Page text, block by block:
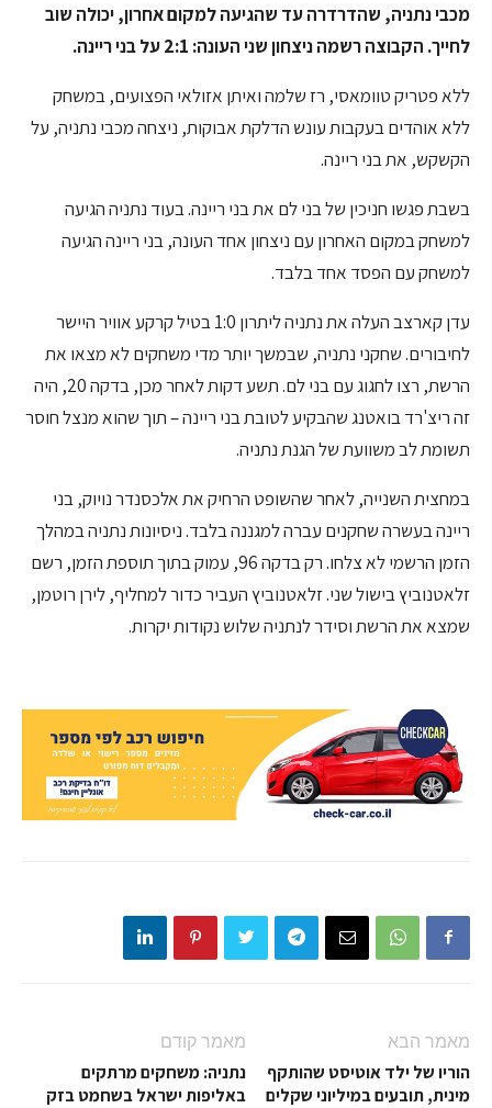
מכבי נתניה, שהדרדרה עד שהגיעה למקום אחרון, יכולה שוב
לחייך. הקבוצה רשמה ניצחון שני העונה: 2:1 על בני ריינה.
ללא פטריק טוומאסי, רז שלמה ואיתן אזולאי הפצועים, במשחק
ללא אוהדים בעקבות עונש הדלקת אבוקות, ניצחה מכבי נתניה, על
הקשקש, את בני ריינה.
בשבת פגשו חניכין של בני לם את בני ריינה. בעוד נתניה הגיעה
למשחק במקום האחרון עם ניצחון אחד העונה, בני ריינה הגיעה
למשחק עם הפסד אחד בלבד.
עדן קארצב העלה את נתניה ליתרון 1:0 בטיל קרקע אוויר היישר
לחיבורים. שחקני נתניה, שבמשך יותר מדי משחקים לא מצאו את
הרשת, רצו לחגוג עם בני לם. תשע דקות לאחר מכן, בדקה 20, היה
זה ריצ'רד בואטנג שהבקיע לטובת בני ריינה – תוך שהוא מנצל חוסר
תשומת לב משוועת של הגנת נתניה.
במחצית השנייה, לאחר שהשופט הרחיק את אלכסנדר נויוק, בני
ריינה בעשרה שחקנים עברה למגננה בלבד. ניסיונות נתניה במהלך
הזמן הרשמי לא צלחו. רק בדקה 96, עמוק בתוך תוספת הזמן, רשם
זלאטנוביץ בישול שני. זלאטנוביץ העביר כדור למחליף, לירן רוטמן,
שמצא את הרשת וסידר לנתניה שלוש נקודות יקרות.
מאמר קודם
נתניה: משחקים מרתקים
באליפות ישראל בשחמט בזק
מאמר הבא
הוריו של ילד אוטיסט שהותקף
מינית, תובעים במיליוני שקלים